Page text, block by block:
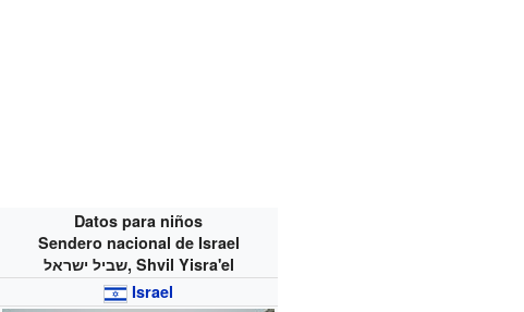
Datos para niños
Sendero nacional de Israel
שביל ישראל, Shvil Yisra'el
Israel